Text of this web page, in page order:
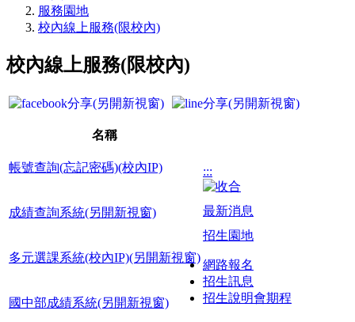
服務園地
校內線上服務(限校內)
校內線上服務(限校內)
名稱
帳號查詢(忘記密碼)(校內IP)
成績查詢系統(另開新視窗)
多元選課系統(校內IP)(另開新視窗)
國中部成績系統(另開新視窗)
:::
最新消息
招生園地
網路報名
招生訊息
招生說明會期程